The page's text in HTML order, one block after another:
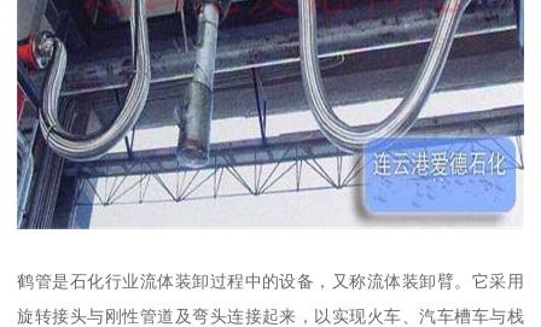
鹤管是石化行业流体装卸过程中的设备，又称流体装卸臂。它采用
旋转接头与刚性管道及弯头连接起来，以实现火车、汽车槽车与栈